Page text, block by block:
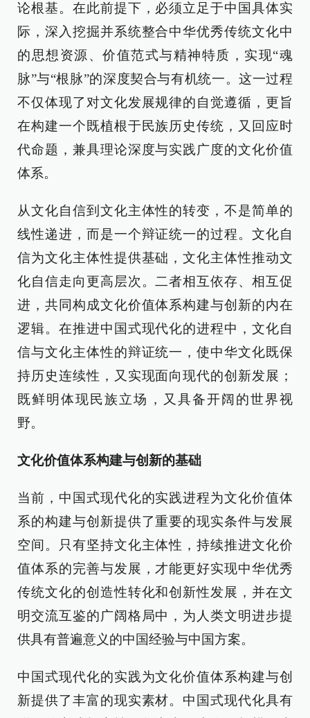
论根基。在此前提下，必须立足于中国具体实
际，深入挖掘并系统整合中华优秀传统文化中
的思想资源、价值范式与精神特质，实现“魂
脉”与“根脉”的深度契合与有机统一。这一过程
不仅体现了对文化发展规律的自觉遵循，更旨
在构建一个既植根于民族历史传统，又回应时
代命题，兼具理论深度与实践广度的文化价值
体系。
从文化自信到文化主体性的转变，不是简单的
线性递进，而是一个辩证统一的过程。文化自
信为文化主体性提供基础，文化主体性推动文
化自信走向更高层次。二者相互依存、相互促
进，共同构成文化价值体系构建与创新的内在
逻辑。在推进中国式现代化的进程中，文化自
信与文化主体性的辩证统一，使中华文化既保
持历史连续性，又实现面向现代的创新发展；
既鲜明体现民族立场，又具备开阔的世界视
野。
文化价值体系构建与创新的基础
当前，中国式现代化的实践进程为文化价值体
系的构建与创新提供了重要的现实条件与发展
空间。只有坚持文化主体性，持续推进文化价
值体系的完善与发展，才能更好实现中华优秀
传统文化的创造性转化和创新性发展，并在文
明交流互鉴的广阔格局中，为人类文明进步提
供具有普遍意义的中国经验与中国方案。
中国式现代化的实践为文化价值体系构建与创
新提供了丰富的现实素材。中国式现代化具有